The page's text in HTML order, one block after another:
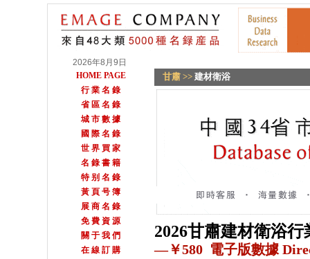
2026年8月9日
HOME PAGE
行 業 名 錄
省 區 名 錄
城 市 數 據
國 際 名 錄
世 界 買 家
名 錄 書 籍
特 别 名 錄
黃 頁 号 簿
展 商 名 錄
免 費 資 源
關 于 我 們
在 線 訂 購
甘肅 >> 建材衛浴
2026甘肅建材衛浴
—￥580 電子版數據